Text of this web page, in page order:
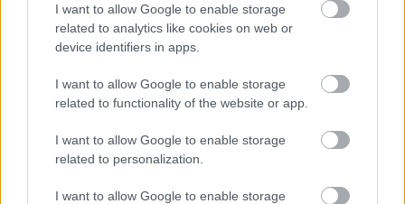
I want to allow Google to enable storage
related to analytics like cookies on web or
device identifiers in apps.
I want to allow Google to enable storage
related to functionality of the website or app.
I want to allow Google to enable storage
related to personalization.
I want to allow Google to enable storage
bukta lesz az egész, de a 2021-es megjelenéskor
percenként ezer darabot adtak el belőle
gyakorlatilag lerabolták az egész éves készletet. Az üzlet
pedig azóta is dübörög. Már amikor nem lopnak el több
ezer darabot fura kézi konzolból.
Néhány hónappal ezelőtt a FedEX hozta az új
szállítmányt a gyárból a raktárba, de véletlenül rossz
helyen, egy szomszédos építkezésen tették le azokat,